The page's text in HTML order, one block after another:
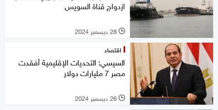
ازدواج قناة السويس
l 28 ديسمبر 2024
اقتصاد
السيسي: التحديات الإقليمية أفقدت
مصر 7 مليارات دولار
l 26 ديسمبر 2024